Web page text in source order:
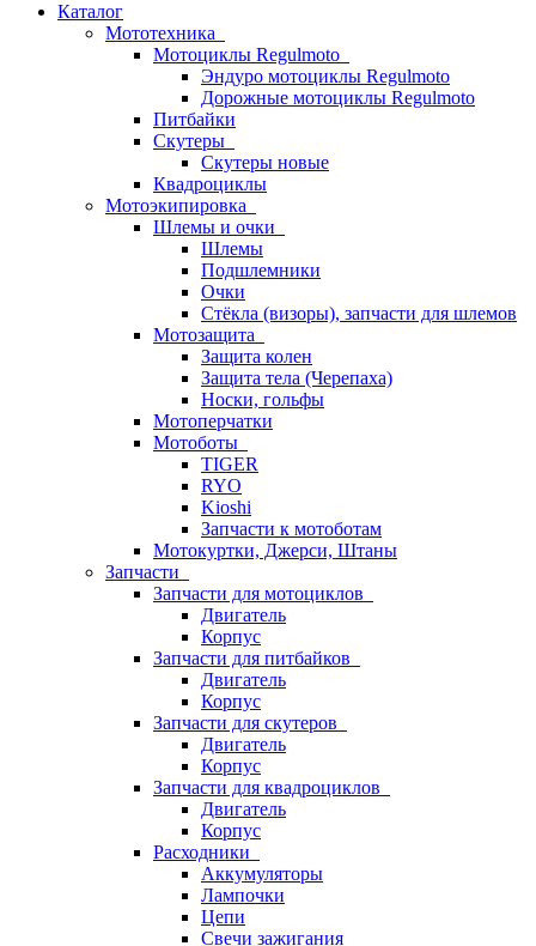
Каталог
Мототехника
Мотоциклы Regulmoto
Эндуро мотоциклы Regulmoto
Дорожные мотоциклы Regulmoto
Питбайки
Скутеры
Скутеры новые
Квадроциклы
Мотоэкипировка
Шлемы и очки
Шлемы
Подшлемники
Очки
Стёкла (визоры), запчасти для шлемов
Мотозащита
Защита колен
Защита тела (Черепаха)
Носки, гольфы
Мотоперчатки
Мотоботы
TIGER
RYO
Kioshi
Запчасти к мотоботам
Мотокуртки, Джерси, Штаны
Запчасти
Запчасти для мотоциклов
Двигатель
Корпус
Запчасти для питбайков
Двигатель
Корпус
Запчасти для скутеров
Двигатель
Корпус
Запчасти для квадроциклов
Двигатель
Корпус
Расходники
Аккумуляторы
Лампочки
Цепи
Свечи зажигания